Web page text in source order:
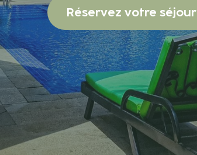
Réservez votre séjour